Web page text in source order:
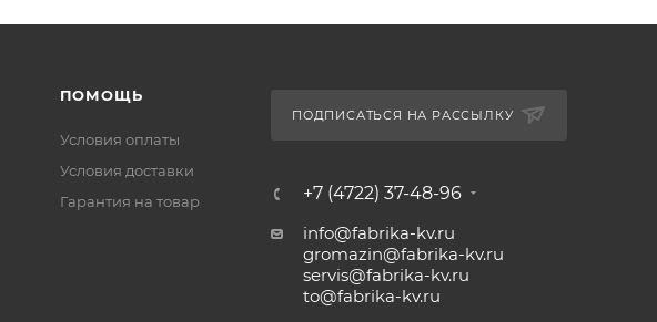
ПОМОЩЬ
Условия оплаты
Условия доставки
Гарантия на товар
ПОДПИСАТЬСЯ НА РАССЫЛКУ
+7 (4722) 37-48-96
info@fabrika-kv.ru
gromazin@fabrika-kv.ru
servis@fabrika-kv.ru
to@fabrika-kv.ru